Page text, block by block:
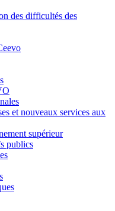
des difficultés des
et nouveaux services aux
supérieur
publics